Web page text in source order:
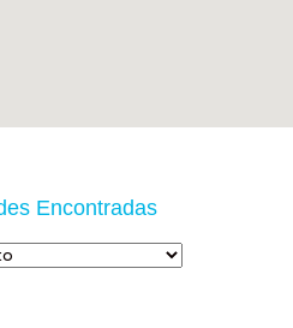
Encontradas